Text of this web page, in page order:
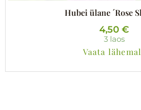
Hubei ülane ´Rose
4,50 €
3 laos
Vaata